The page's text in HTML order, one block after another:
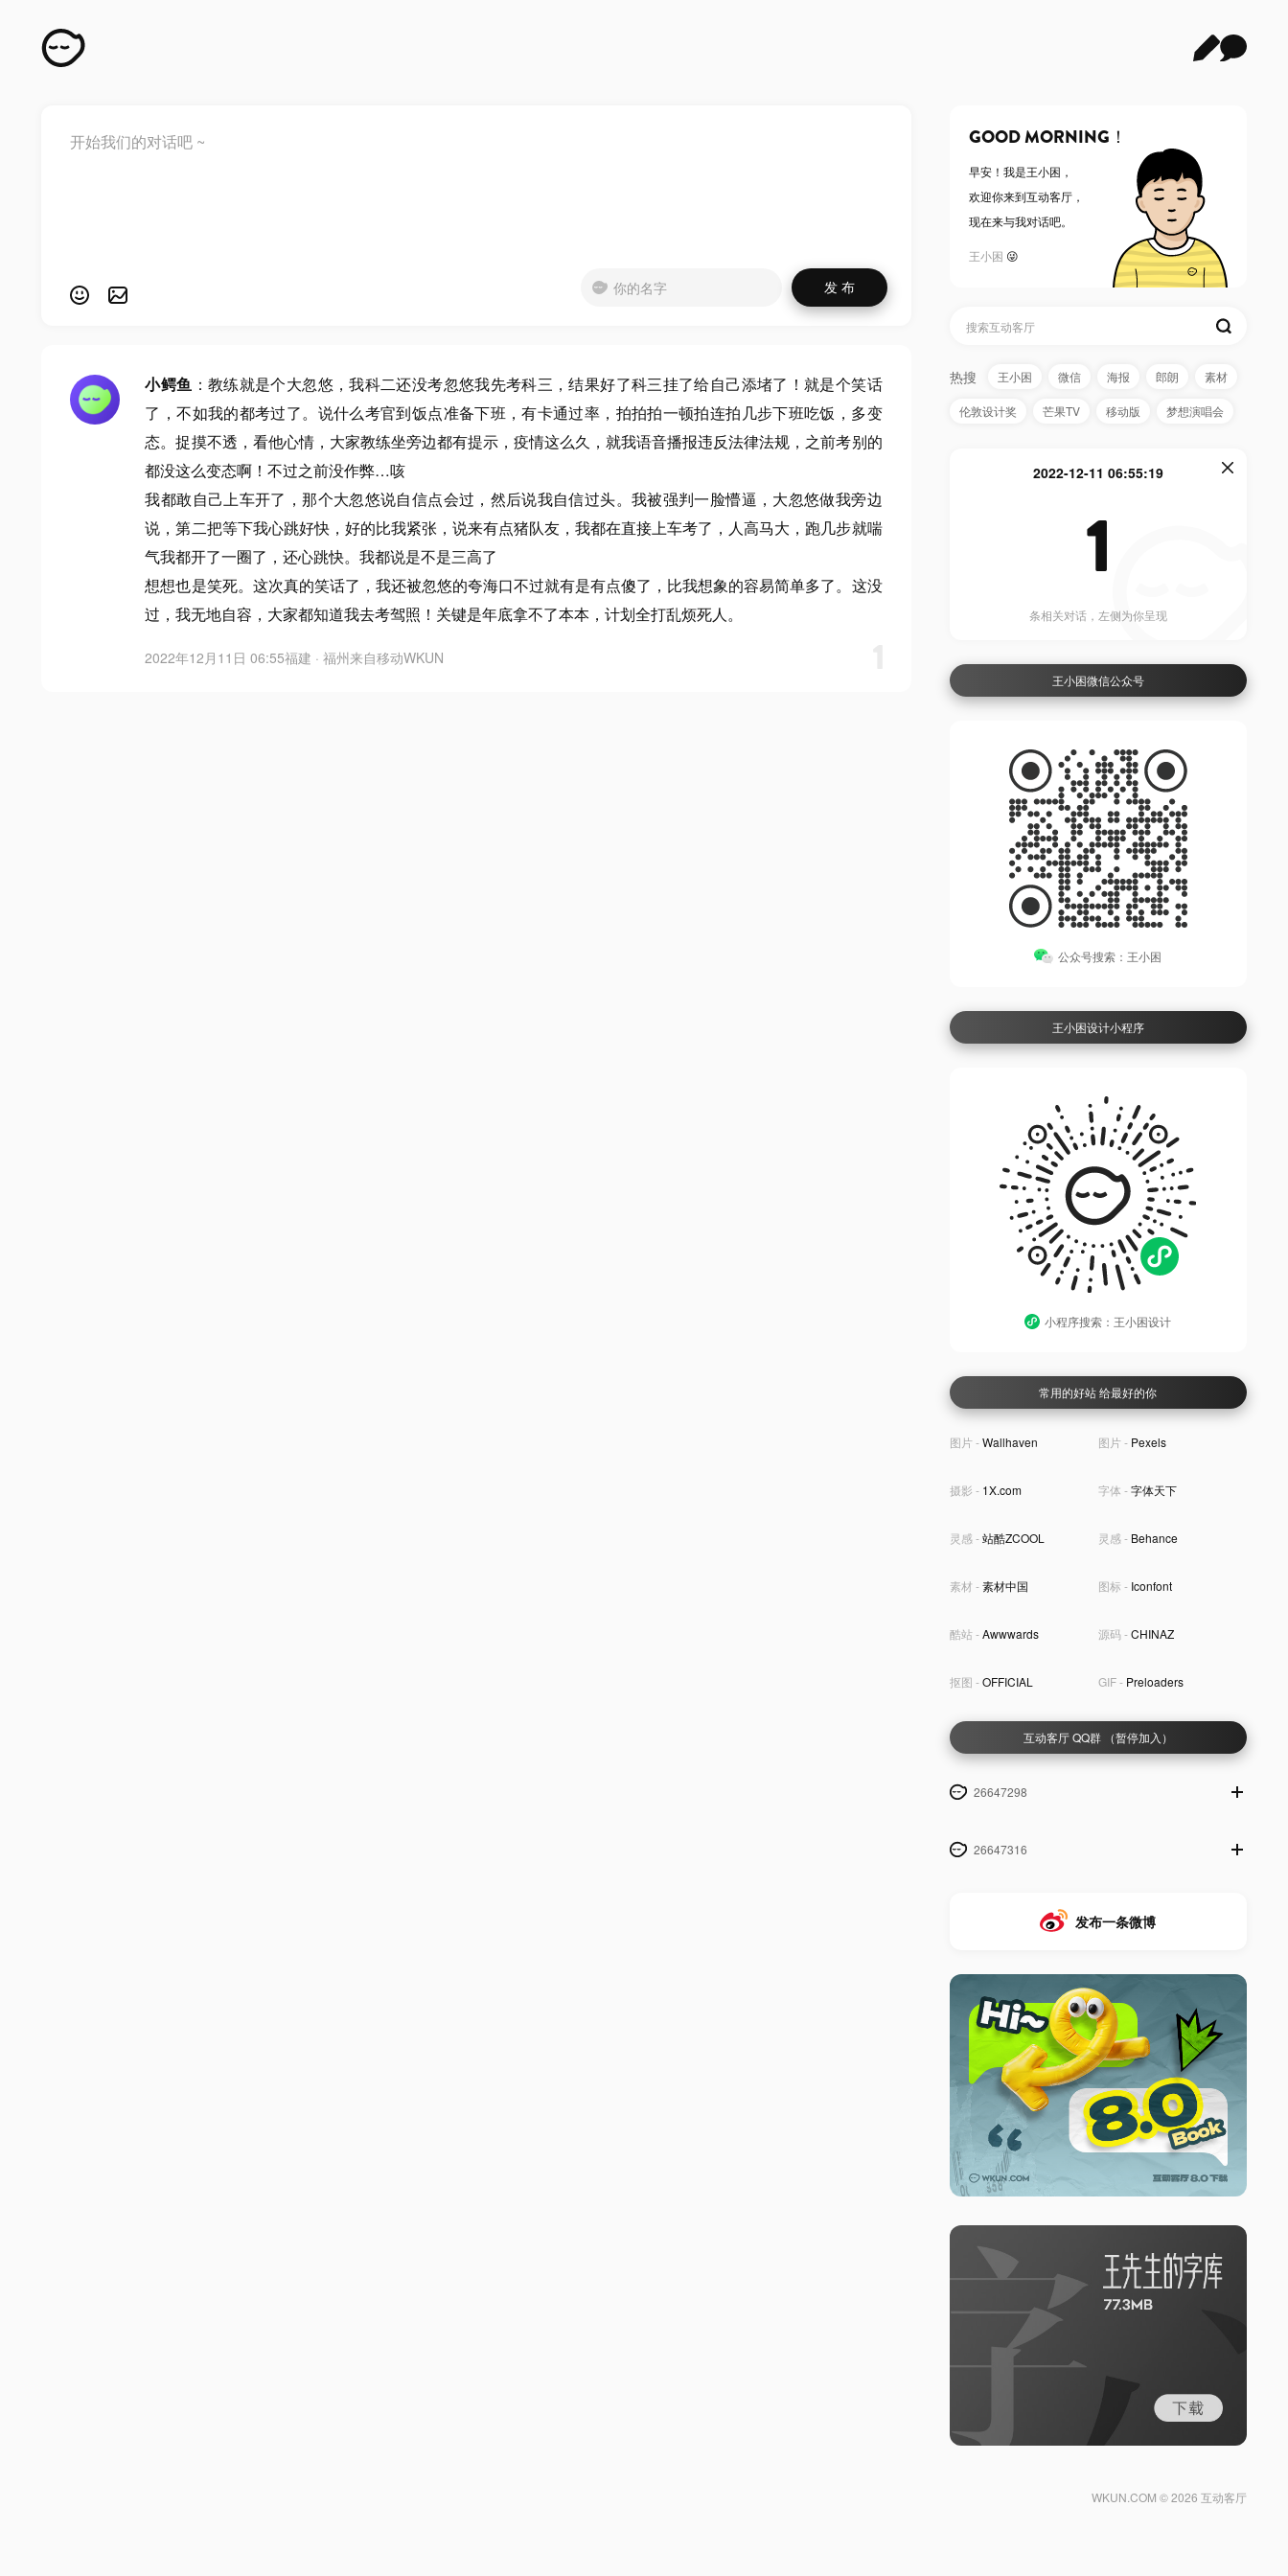
小鳄鱼 ：教练就是个大忽悠，我科二还没考忽悠我先考科三，结果好了科三挂了给自己添堵了！就是个笑话
了，不如我的都考过了。说什么考官到饭点准备下班，有卡通过率，拍拍拍一顿拍连拍几步下班吃饭，多变
态。捉摸不透，看他心情，大家教练坐旁边都有提示，疫情这么久，就我语音播报违反法律法规，之前考别的
都没这么变态啊！不过之前没作弊…咳
我都敢自己上车开了，那个大忽悠说自信点会过，然后说我自信过头。我被强判一脸懵逼，大忽悠做我旁边
说，第二把等下我心跳好快，好的比我紧张，说来有点猪队友，我都在直接上车考了，人高马大，跑几步就喘
气我都开了一圈了，还心跳快。我都说是不是三高了
想想也是笑死。这次真的笑话了，我还被忽悠的夸海口不过就有是有点傻了，比我想象的容易简单多了。这没
过，我无地自容，大家都知道我去考驾照！关键是年底拿不了本本，计划全打乱烦死人。
2022年12月11日 06:55福建 · 福州来自移动WKUN
GOOD MORNING！
早安！ 我是王小困 ，
欢迎你来到互动客厅，
现在来与我对话吧。
王小困 😜
热搜 王小困 微信 海报 郎朗 素材
伦敦设计奖 芒果TV 移动版 梦想演唱会
2022-12-11 06:55:19
1
条相关对话，左侧为你呈现
王小困微信公众号
公众号搜索：王小困
王小困设计小程序
小程序搜索：王小困设计
常用的好站 给最好的你
图片 -Wallhaven 图片 - Pexels
摄影 - 1X.com 字体 -字体天下
灵感 -站酷ZCOOL 灵感 - Behance
素材 -素材中国 图标 - Iconfont
酷站 -Awwwards 源码 -CHINAZ
抠图 -OFFICIAL GIF - Preloaders
互动客厅 QQ群 （暂停加入）
26647298
26647316
发布一条微博
WKUN.COM ©2026 互动客厅